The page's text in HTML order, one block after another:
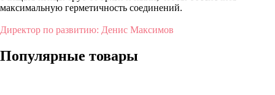
максимальную герметичность соединений.
Директор по развитию: Денис Максимов
Популярные товары